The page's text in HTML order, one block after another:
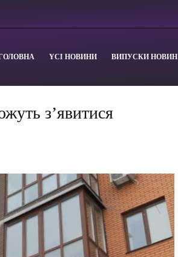
YСІ НОВИНИ ВИПУСКИ НОВИН
з’явитися